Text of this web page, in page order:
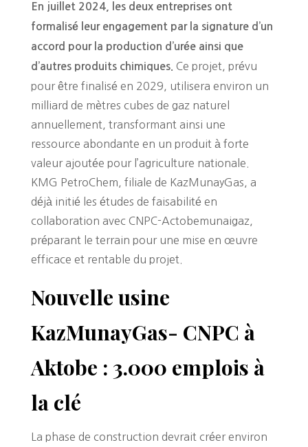
En juillet 2024, les deux entreprises ont
formalisé leur engagement par la signature d’un
accord pour la production d’urée ainsi que
d’autres produits chimiques. Ce projet, prévu
pour être finalisé en 2029, utilisera environ un
milliard de mètres cubes de gaz naturel
annuellement, transformant ainsi une
ressource abondante en un produit à forte
valeur ajoutée pour l’agriculture nationale.
KMG PetroChem, filiale de KazMunayGas, a
déjà initié les études de faisabilité en
collaboration avec CNPC-Actobemunaigaz,
préparant le terrain pour une mise en œuvre
efficace et rentable du projet.
Nouvelle usine
KazMunayGas- CNPC à
Aktobe : 3.000 emplois à
la clé
La phase de construction devrait créer environ